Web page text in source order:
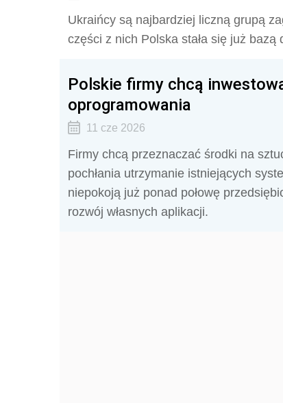
Ukraińcy są najbardziej liczną grupą
części z nich Polska stała się już bazą
Polskie firmy chcą
oprogramowania
11 cze 2026
Firmy chcą przeznaczać środki na
pochłania utrzymanie istniejących
niepokoją już ponad połowę
rozwój własnych aplikacji.